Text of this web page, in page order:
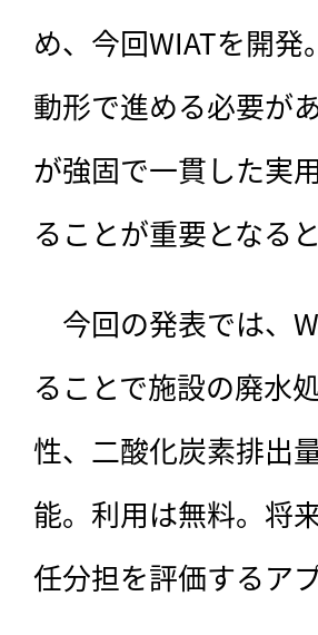
め、今回WIATを開
動形で進める必要が
が強固で一貫した実
ることが重要となると
今回の発表では、
ることで施設の廃水
性、二酸化炭素排出
能。利用は無料。将
任分担を評価するア